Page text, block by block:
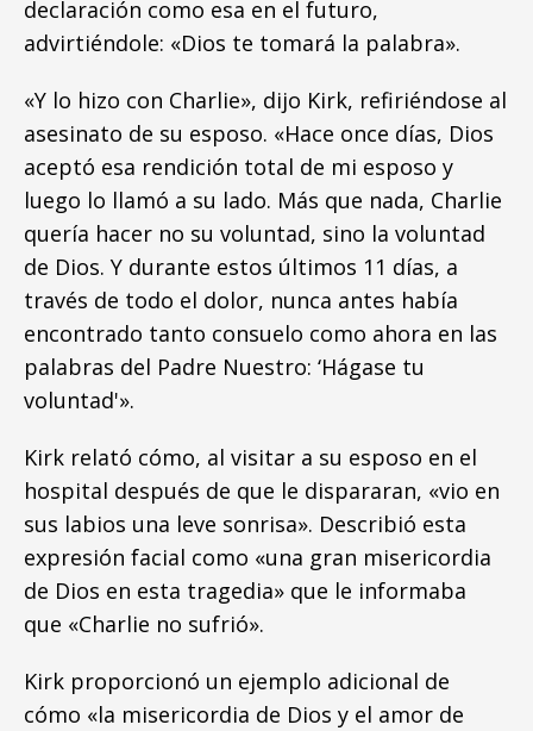
declaración como esa en el futuro,
advirtiéndole: «Dios te tomará la palabra».
«Y lo hizo con Charlie», dijo Kirk, refiriéndose al
asesinato de su esposo. «Hace once días, Dios
aceptó esa rendición total de mi esposo y
luego lo llamó a su lado. Más que nada, Charlie
quería hacer no su voluntad, sino la voluntad
de Dios. Y durante estos últimos 11 días, a
través de todo el dolor, nunca antes había
encontrado tanto consuelo como ahora en las
palabras del Padre Nuestro: ‘Hágase tu
voluntad'».
Kirk relató cómo, al visitar a su esposo en el
hospital después de que le dispararan, «vio en
sus labios una leve sonrisa». Describió esta
expresión facial como «una gran misericordia
de Dios en esta tragedia» que le informaba
que «Charlie no sufrió».
Kirk proporcionó un ejemplo adicional de
cómo «la misericordia de Dios y el amor de